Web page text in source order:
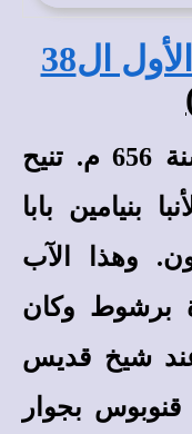
ال38
في مثل هذا اليوم من سنة 656 م. تنيح
بنيامين بابا
وهذا الآب
برشوط وكان
عند شيخ قديس
بجوار